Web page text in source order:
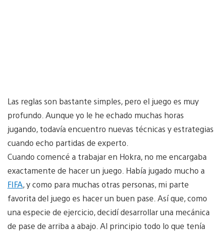
Las reglas son bastante simples, pero el juego es muy
profundo. Aunque yo le he echado muchas horas
jugando, todavía encuentro nuevas técnicas y estrategias
cuando echo partidas de experto.
Cuando comencé a trabajar en Hokra, no me encargaba
exactamente de hacer un juego. Había jugado mucho a
FIFA, y como para muchas otras personas, mi parte
favorita del juego es hacer un buen pase. Así que, como
una especie de ejercicio, decidí desarrollar una mecánica
de pase de arriba a abajo. Al principio todo lo que tenía